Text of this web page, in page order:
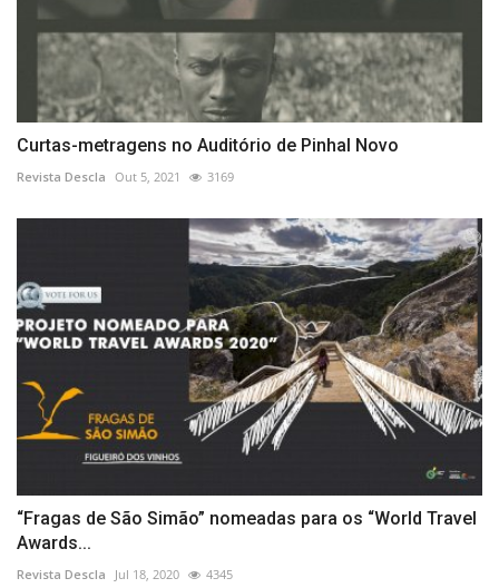
Curtas-metragens no Auditório de Pinhal Novo
Revista Descla Out 5, 2021 3169
“Fragas de São Simão” nomeadas para os “World Travel
Awards...
Revista Descla Jul 18, 2020 4345